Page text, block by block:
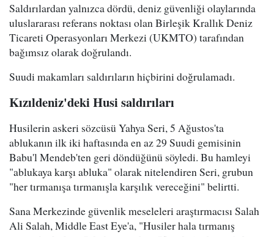
Saldırılardan yalnızca dördü, deniz güvenliği olaylarında
uluslararası referans noktası olan Birleşik Krallık Deniz
Ticareti Operasyonları Merkezi (UKMTO) tarafından
bağımsız olarak doğrulandı.
Suudi makamları saldırıların hiçbirini doğrulamadı.
Kızıldeniz'deki Husi saldırıları
Husilerin askeri sözcüsü Yahya Seri, 5 Ağustos'ta
ablukanın ilk iki haftasında en az 29 Suudi gemisinin
Babu'l Mendeb'ten geri döndüğünü söyledi. Bu hamleyi
"ablukaya karşı abluka" olarak nitelendiren Seri, grubun
"her tırmanışa tırmanışla karşılık vereceğini" belirtti.
Sana Merkezinde güvenlik meseleleri araştırmacısı Salah
Ali Salah, Middle East Eye'a, "Husiler hala tırmanış